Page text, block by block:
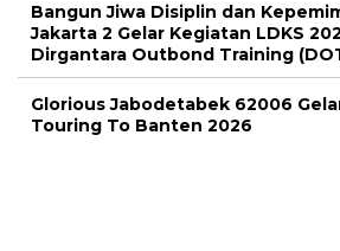
Bangun Jiwa Disiplin dan
Jakarta 2 Gelar Kegiatan LDKS
Dirgantara Outbond Training
Glorious Jabodetabek 62006
Touring To Banten 2026